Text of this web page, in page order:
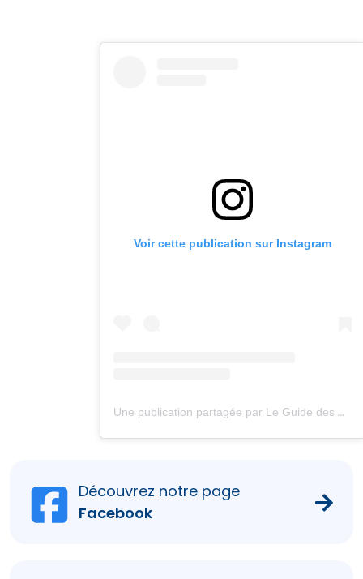
Voir cette publication sur Instagram
Une publication partagée par Le Guide des Chèques-Vacances (@chequesvacances_leguide)
Découvrez notre page
Facebook